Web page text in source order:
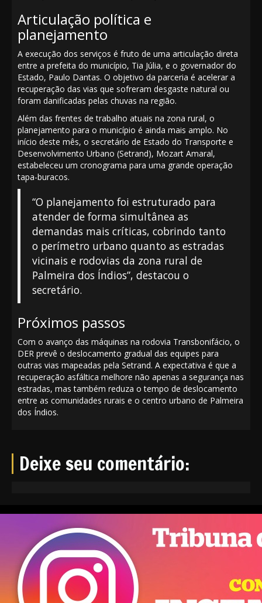
Articulação política e
planejamento
A execução dos serviços é fruto de uma articulação direta
entre a prefeita do município, Tia Júlia, e o governador do
Estado, Paulo Dantas. O objetivo da parceria é acelerar a
recuperação das vias que sofreram desgaste natural ou
foram danificadas pelas chuvas na região.
Além das frentes de trabalho atuais na zona rural, o
planejamento para o município é ainda mais amplo. No
início deste mês, o secretário de Estado do Transporte e
Desenvolvimento Urbano (Setrand), Mozart Amaral,
estabeleceu um cronograma para uma grande operação
tapa-buracos.
“O planejamento foi estruturado para
atender de forma simultânea as
demandas mais críticas, cobrindo tanto
o perímetro urbano quanto as estradas
vicinais e rodovias da zona rural de
Palmeira dos Índios”, destacou o
secretário.
Próximos passos
Com o avanço das máquinas na rodovia Transbonifácio, o
DER prevê o deslocamento gradual das equipes para
outras vias mapeadas pela Setrand. A expectativa é que a
recuperação asfáltica melhore não apenas a segurança nas
estradas, mas também reduza o tempo de deslocamento
entre as comunidades rurais e o centro urbano de Palmeira
dos Índios.
Deixe seu comentário: